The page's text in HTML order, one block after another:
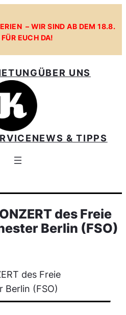
– WIR SIND AB DEM 18.8.
EUCH DA!
ÜBER UNS
NEWS & TIPPS
des Freie
Berlin (FSO)